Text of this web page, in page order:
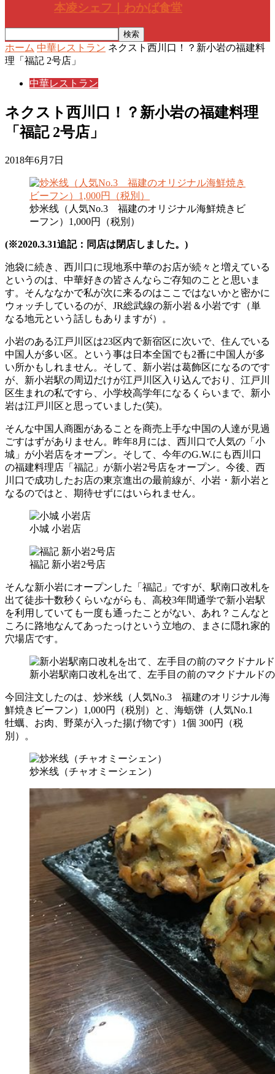
本凌シェフ｜わかば食堂
ホーム 中華レストラン ネクスト西川口！？新小岩の福建料
理「福記 2号店」
中華レストラン
ネクスト西川口！？新小岩の福建料理
「福記 2号店」
2018年6月7日
炒米线（人気No.3 福建のオリジナル海鮮焼きビ
ーフン）1,000円（税別）
(※2020.3.31追記：同店は閉店しました。)
池袋に続き、西川口に現地系中華のお店が続々と増えている
というのは、中華好きの皆さんならご存知のことと思いま
す。そんななかで私が次に来るのはここではないかと密かに
ウォッチしているのが、JR総武線の新小岩＆小岩です（単
なる地元という話しもありますが）。
小岩のある江戸川区は23区内で新宿区に次いで、住んでいる
中国人が多い区。という事は日本全国でも2番に中国人が多
い所かもしれません。そして、新小岩は葛飾区になるのです
が、新小岩駅の周辺だけが江戸川区入り込んでおり、江戸川
区生まれの私ですら、小学校高学年になるくらいまで、新小
岩は江戸川区と思っていました(笑)。
そんな中国人商圏があることを商売上手な中国の人達が見過
ごすはずがありません。昨年8月には、西川口で人気の「小
城」が小岩店をオープン。そして、今年のG.W.にも西川口
の福建料理店「福記」が新小岩2号店をオープン。今後、西
川口で成功したお店の東京進出の最前線が、小岩・新小岩と
なるのではと、期待せずにはいられません。
小城 小岩店
福記 新小岩2号店
そんな新小岩にオープンした「福記」ですが、駅南口改札を
出て徒歩十数秒くらいながらも、高校3年間通学で新小岩駅
を利用していても一度も通ったことがない、あれ？こんなと
ころに路地なんてあったっけという立地の、まさに隠れ家的
穴場店です。
新小岩駅南口改札を出て、左手目の前のマクドナルド
今回注文したのは、炒米线（人気No.3 福建のオリジナル海
鮮焼きビーフン）1,000円（税別）と、海蛎饼（人気No.1
牡蠣、お肉、野菜が入った揚げ物です）1個 300円（税
別）。
炒米线（チャオミーシェン）